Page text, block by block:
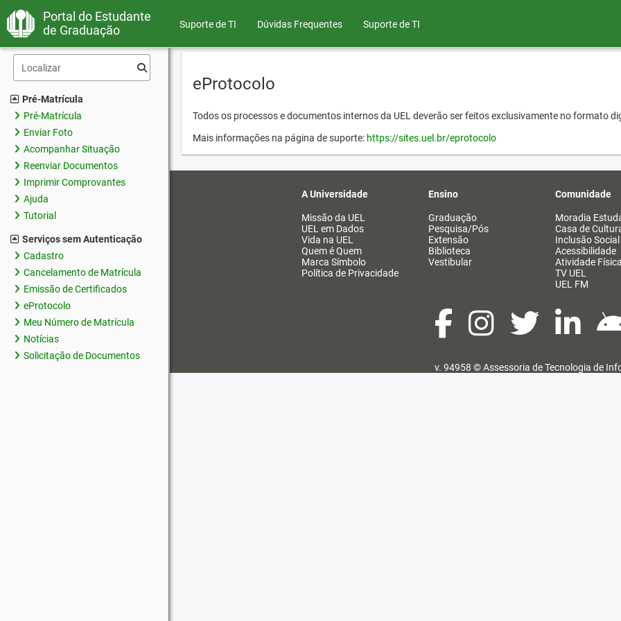
Portal do Estudante
de Graduação
Suporte de TI Dúvidas Frequentes Suporte de TI
Pré-Matrícula
Pré-Matrícula
Enviar Foto
Acompanhar Situação
Reenviar Documentos
Imprimir Comprovantes
Ajuda
Tutorial
Serviços sem Autenticação
Cadastro
Cancelamento de Matrícula
Emissão de Certificados
eProtocolo
Meu Número de Matrícula
Notícias
Solicitação de Documentos
eProtocolo
Todos os processos e documentos internos da UEL deverão ser feitos exclusivamente no formato
Mais informações na página de suporte: https://sites.uel.br/eprotocolo
A Universidade
Missão da UEL
UEL em Dados
Vida na UEL
Quem é Quem
Marca Símbolo
Política de Privacidade
Ensino
Graduação
Pesquisa/Pós
Extensão
Biblioteca
Vestibular
Comunidade
Moradia
Casa de
Inclusão Social
Acessibilidade
Atividade Física
TV UEL
UEL FM
v. 94958 ©Assessoria de Tecnologia de